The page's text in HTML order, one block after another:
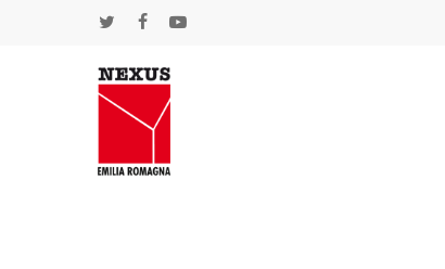
TWITTERFACEBOOKYOUTUBE